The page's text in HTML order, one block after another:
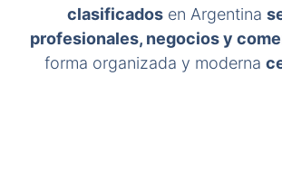
clasificadosen Argentina
profesionales, negocios y
forma organizada y moderna